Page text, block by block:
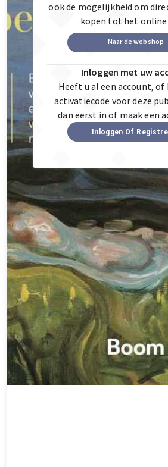
ook de mogelijkheid om
kopen tot het online
Naar de webshop
Inloggen met uw
Heeft u al een account, of
activatiecode voor deze
dan eerst in of maak een
Inloggen Of